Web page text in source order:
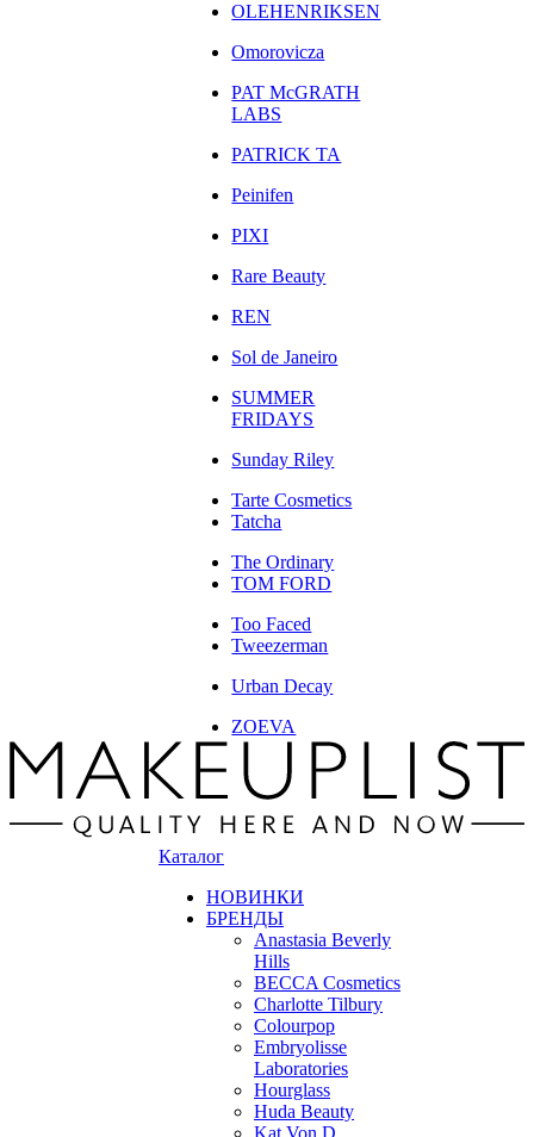
OLEHENRIKSEN
Omorovicza
PAT McGRATH
LABS
PATRICK TA
Peinifen
PIXI
Rare Beauty
REN
Sol de Janeiro
SUMMER
FRIDAYS
Sunday Riley
Tarte Cosmetics
Tatcha
The Ordinary
TOM FORD
Too Faced
Tweezerman
Urban Decay
ZOEVA
Каталог
НОВИНКИ
БРЕНДЫ
Anastasia Beverly
Hills
BECCA Cosmetics
Charlotte Tilbury
Colourpop
Embryolisse
Laboratories
Hourglass
Huda Beauty